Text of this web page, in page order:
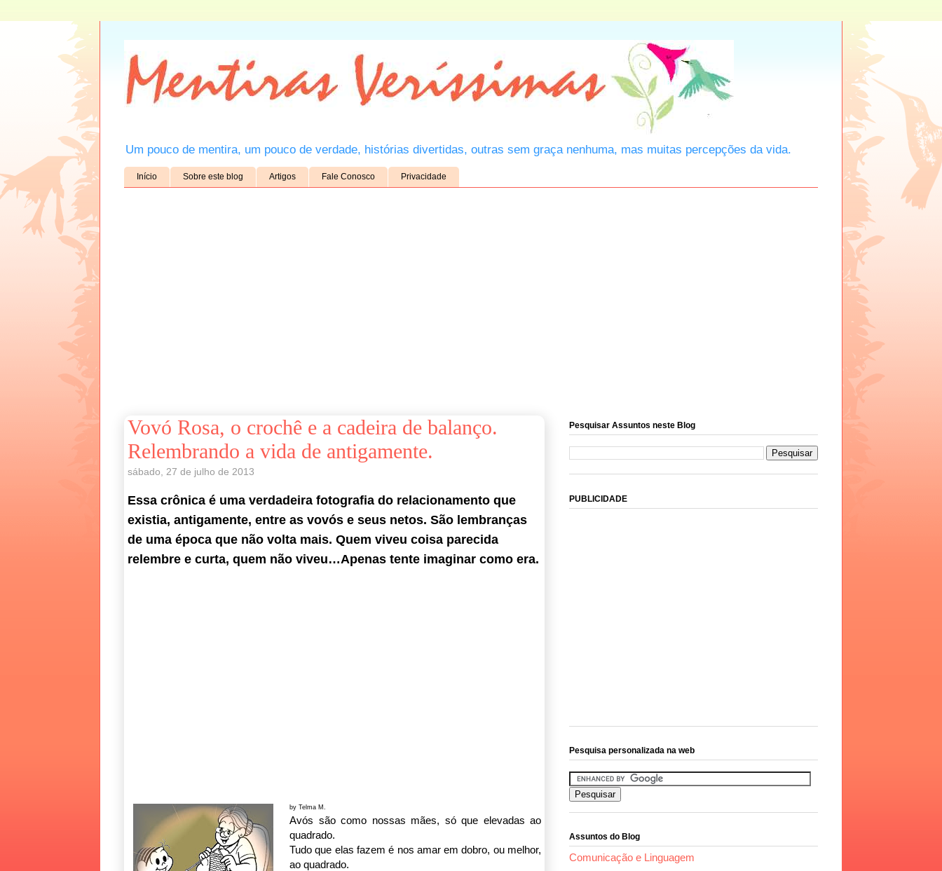
Um pouco de mentira, um pouco de verdade, histórias divertidas, outras sem graça nenhuma, mas muitas percepções da vida.
Início Sobre este blog Artigos Fale Conosco Privacidade
Vovó Rosa, o crochê e a cadeira de balanço.
Relembrando a vida de antigamente.
sábado, 27 de julho de 2013
Essa crônica é uma verdadeira fotografia do relacionamento que
existia, antigamente, entre as vovós e seus netos. São lembranças
de uma época que não volta mais. Quem viveu coisa parecida
relembre e curta, quem não viveu…Apenas tente imaginar como era.
by Telma M.
Avós são como nossas mães, só que elevadas ao
quadrado.
Tudo que elas fazem é nos amar em dobro, ou melhor,
ao quadrado.
Pesquisar Assuntos neste Blog
PUBLICIDADE
Pesquisa personalizada na web
Assuntos do Blog
Comunicação e Linguagem